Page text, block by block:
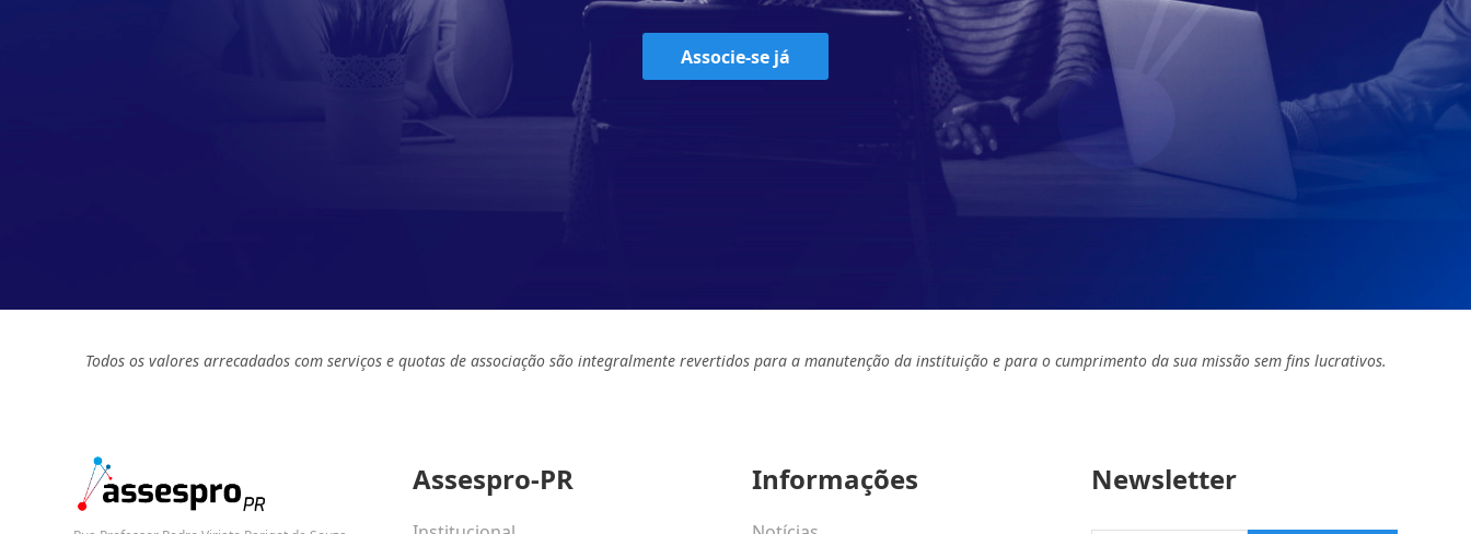
Associe-se já
Todos os valores arrecadados com serviços e quotas de associação são integralmente revertidos para a manutenção da instituição e para o cumprimento da sua missão sem fins lucrativos.
Assespro-PR Informações Newsletter